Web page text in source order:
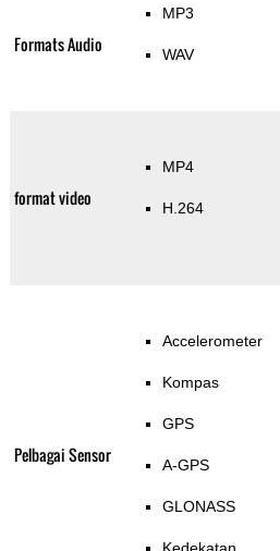
Formats Audio
MP3
WAV
format video
MP4
H.264
Pelbagai Sensor
Accelerometer
Kompas
GPS
A-GPS
GLONASS